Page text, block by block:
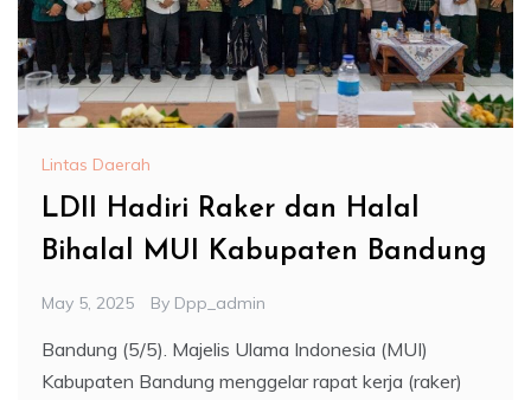
Lintas Daerah
LDII Hadiri Raker dan Halal
Bihalal MUI Kabupaten Bandung
May 5, 2025 By Dpp_admin
Bandung (5/5). Majelis Ulama Indonesia (MUI)
Kabupaten Bandung menggelar rapat kerja (raker)